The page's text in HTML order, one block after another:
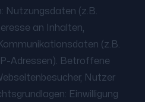
Nutzungsdaten (z.B.
an Inhalten,
(z.B.
Adressen). Betroffene
Nutzer
Einwilligung